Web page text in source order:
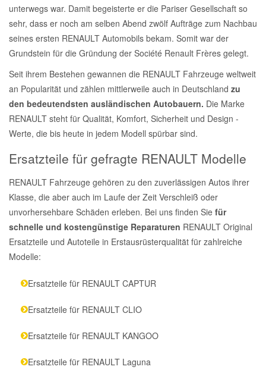
unterwegs war. Damit begeisterte er die Pariser Gesellschaft so
sehr, dass er noch am selben Abend zwölf Aufträge zum Nachbau
seines ersten RENAULT Automobils bekam. Somit war der
Grundstein für die Gründung der Société Renault Frères gelegt.
Seit ihrem Bestehen gewannen die RENAULT Fahrzeuge weltweit
an Popularität und zählen mittlerweile auch in Deutschland zu
den bedeutendsten ausländischen Autobauern. Die Marke
RENAULT steht für Qualität, Komfort, Sicherheit und Design -
Werte, die bis heute in jedem Modell spürbar sind.
Ersatzteile für gefragte RENAULT Modelle
RENAULT Fahrzeuge gehören zu den zuverlässigen Autos ihrer
Klasse, die aber auch im Laufe der Zeit Verschleiß oder
unvorhersehbare Schäden erleben. Bei uns finden Sie für
schnelle und kostengünstige Reparaturen RENAULT Original
Ersatzteile und Autoteile in Erstausrüsterqualität für zahlreiche
Modelle:
Ersatzteile für RENAULT CAPTUR
Ersatzteile für RENAULT CLIO
Ersatzteile für RENAULT KANGOO
Ersatzteile für RENAULT Laguna